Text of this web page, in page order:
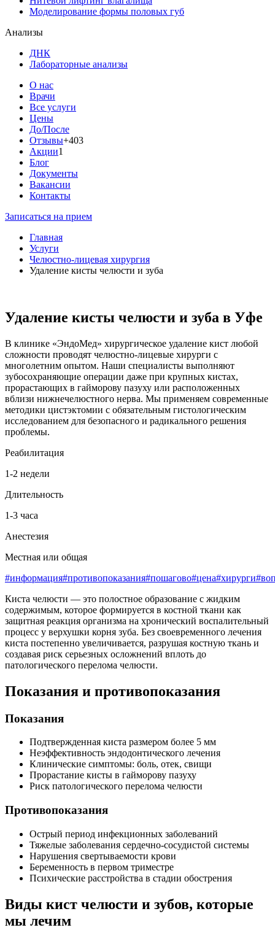
Моделирование формы половых губ
Анализы
ДНК
Лабораторные анализы
О нас
Врачи
Все услуги
Цены
До/После
Отзывы+403
Акции1
Блог
Документы
Вакансии
Контакты
Записаться на прием
Главная
Услуги
Челюстно-лицевая хирургия
Удаление кисты челюсти и зуба
Удаление кисты челюсти и зуба в Уфе
В клинике «ЭндоМед» хирургическое удаление кист любой
сложности проводят челюстно-лицевые хирурги с
многолетним опытом. Наши специалисты выполняют
зубосохраняющие операции даже при крупных кистах,
прорастающих в гайморову пазуху или расположенных
вблизи нижнечелюстного нерва. Мы применяем современные
методики цистэктомии с обязательным гистологическим
исследованием для безопасного и радикального решения
проблемы.
Реабилитация
1-2 недели
Длительность
1-3 часа
Анестезия
Местная или общая
#информация#противопоказания#пошагово#цена#хирурги
Киста челюсти — это полостное образование с жидким
содержимым, которое формируется в костной ткани как
защитная реакция организма на хронический воспалительный
процесс у верхушки корня зуба. Без своевременного лечения
киста постепенно увеличивается, разрушая костную ткань и
создавая риск серьезных осложнений вплоть до
патологического перелома челюсти.
Показания и противопоказания
Показания
Подтвержденная киста размером более 5 мм
Неэффективность эндодонтического лечения
Клинические симптомы: боль, отек, свищи
Прорастание кисты в гайморову пазуху
Риск патологического перелома челюсти
Противопоказания
Острый период инфекционных заболеваний
Тяжелые заболевания сердечно-сосудистой системы
Нарушения свертываемости крови
Беременность в первом триместре
Психические расстройства в стадии обострения
Виды кист челюсти и зубов, которые
мы лечим